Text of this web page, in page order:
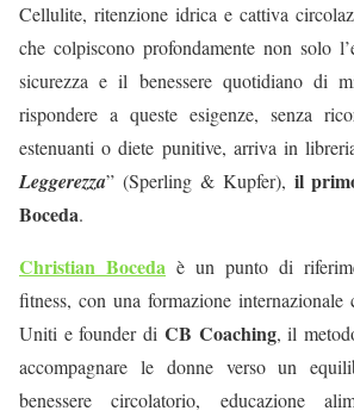
Cellulite, ritenzione idrica e cattiva
che colpiscono profondamente non solo
sicurezza e il benessere quotidiano di
rispondere a queste esigenze, senza
estenuanti o diete punitive, arriva in
Leggerezza” (Sperling & Kupfer), il
Boceda.
Christian Boceda è un punto di
fitness, con una formazione internazionale
Uniti e founder di CB Coaching, il
accompagnare le donne verso un
benessere circolatorio, educazione